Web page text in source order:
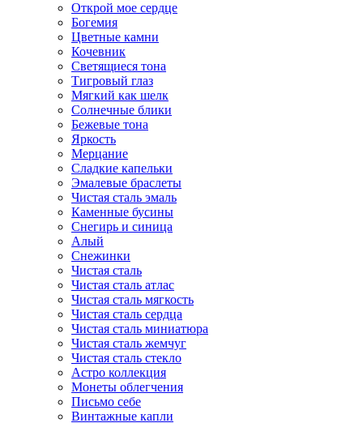
Открой мое сердце
Богемия
Цветные камни
Кочевник
Светящиеся тона
Тигровый глаз
Мягкий как шелк
Солнечные блики
Бежевые тона
Яркость
Мерцание
Сладкие капельки
Эмалевые браслеты
Чистая сталь эмаль
Каменные бусины
Снегирь и синица
Алый
Снежинки
Чистая сталь
Чистая сталь атлас
Чистая сталь мягкость
Чистая сталь сердца
Чистая сталь миниатюра
Чистая сталь жемчуг
Чистая сталь стекло
Астро коллекция
Монеты облегчения
Письмо себе
Винтажные капли